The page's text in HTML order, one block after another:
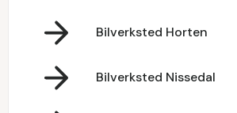
Bilverksted Horten
Bilverksted Nissedal